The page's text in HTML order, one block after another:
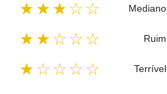
★★★☆☆ Mediano
★★☆☆☆ Ruim
★☆☆☆☆ Terrível